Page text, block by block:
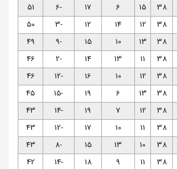
38
15
6
17
-6
51
38
12
14
12
-3
50
38
13
10
15
-9
49
38
11
13
14
-2
46
38
12
10
16
-12
46
38
13
6
19
-15
45
38
12
7
19
-14
43
38
11
10
17
-12
43
38
10
13
15
-8
43
38
11
9
18
-14
42